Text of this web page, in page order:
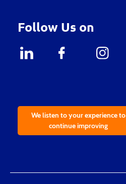
Follow Us on
We listen to your experience to
continue improving